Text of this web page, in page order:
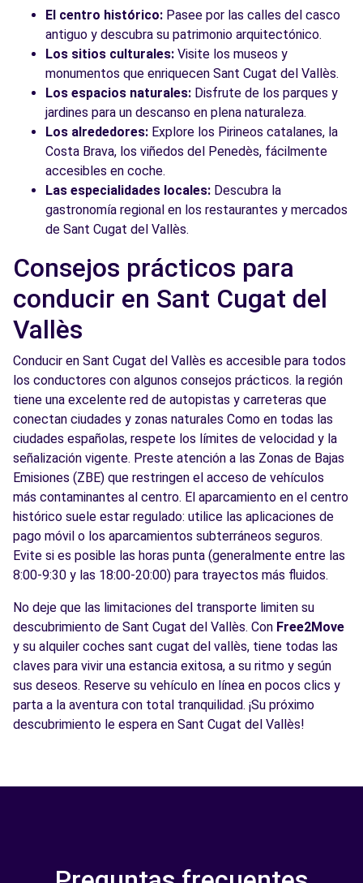
El centro histórico: Pasee por las calles del casco
antiguo y descubra su patrimonio arquitectónico.
Los sitios culturales: Visite los museos y
monumentos que enriquecen Sant Cugat del Vallès.
Los espacios naturales: Disfrute de los parques y
jardines para un descanso en plena naturaleza.
Los alrededores: Explore los Pirineos catalanes, la
Costa Brava, los viñedos del Penedès, fácilmente
accesibles en coche.
Las especialidades locales: Descubra la
gastronomía regional en los restaurantes y mercados
de Sant Cugat del Vallès.
Consejos prácticos para
conducir en Sant Cugat del
Vallès
Conducir en Sant Cugat del Vallès es accesible para todos
los conductores con algunos consejos prácticos. la región
tiene una excelente red de autopistas y carreteras que
conectan ciudades y zonas naturales Como en todas las
ciudades españolas, respete los límites de velocidad y la
señalización vigente. Preste atención a las Zonas de Bajas
Emisiones (ZBE) que restringen el acceso de vehículos
más contaminantes al centro. El aparcamiento en el centro
histórico suele estar regulado: utilice las aplicaciones de
pago móvil o los aparcamientos subterráneos seguros.
Evite si es posible las horas punta (generalmente entre las
8:00-9:30 y las 18:00-20:00) para trayectos más fluidos.
No deje que las limitaciones del transporte limiten su
descubrimiento de Sant Cugat del Vallès. Con Free2Move
y su alquiler coches sant cugat del vallès, tiene todas las
claves para vivir una estancia exitosa, a su ritmo y según
sus deseos. Reserve su vehículo en línea en pocos clics y
parta a la aventura con total tranquilidad. ¡Su próximo
descubrimiento le espera en Sant Cugat del Vallès!